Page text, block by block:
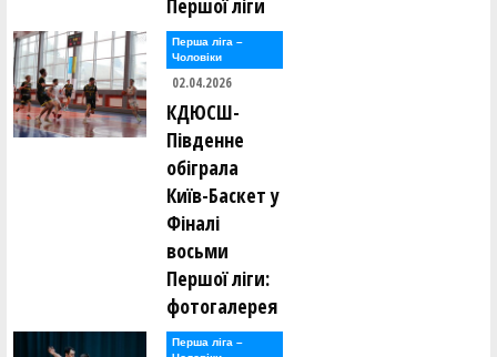
Першої ліги
Перша лiга –
Чоловiки
02.04.2026
КДЮСШ-
Південне
обіграла
Київ-Баскет у
Фіналі
восьми
Першої ліги:
фотогалерея
Перша лiга –